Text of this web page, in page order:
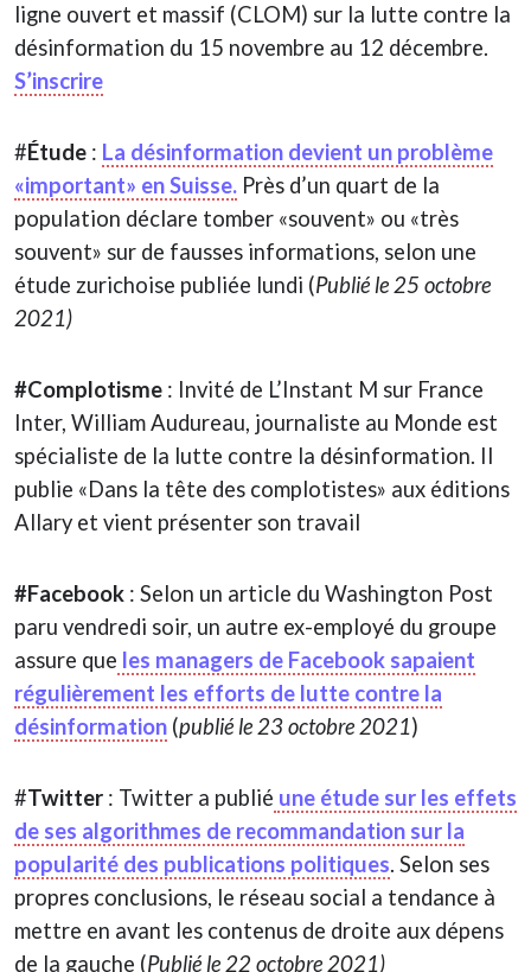
ligne ouvert et massif (CLOM) sur la lutte contre la
désinformation du 15 novembre au 12 décembre.
S’inscrire
#Étude : La désinformation devient un problème
«important» en Suisse. Près d’un quart de la
population déclare tomber «souvent» ou «très
souvent» sur de fausses informations, selon une
étude zurichoise publiée lundi (Publié le 25 octobre
2021)
#Complotisme : Invité de L’Instant M sur France
Inter, William Audureau, journaliste au Monde est
spécialiste de la lutte contre la désinformation. Il
publie «Dans la tête des complotistes» aux éditions
Allary et vient présenter son travail
#Facebook : Selon un article du Washington Post
paru vendredi soir, un autre ex-employé du groupe
assure que les managers de Facebook sapaient
régulièrement les efforts de lutte contre la
désinformation (publié le 23 octobre 2021)
#Twitter : Twitter a publié une étude sur les effets
de ses algorithmes de recommandation sur la
popularité des publications politiques. Selon ses
propres conclusions, le réseau social a tendance à
mettre en avant les contenus de droite aux dépens
de la gauche (Publié le 22 octobre 2021)